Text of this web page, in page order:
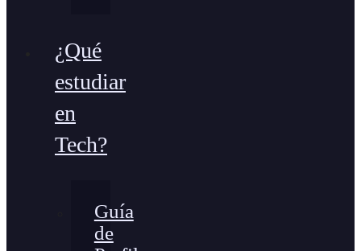
¿Qué
estudiar
en
Tech?
Guía
de